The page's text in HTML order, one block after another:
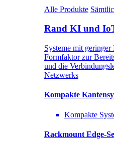
Alle Produkte
Rand KI und
Systeme mit
Formfaktor zur
und die
Netzwerks
Kompakte
Kompakte
Rackmount Edge-